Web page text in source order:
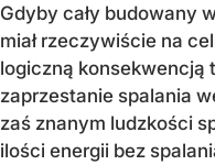
Gdyby cały budowany
miał rzeczywiście na
logiczną konsekwencją
zaprzestanie spalania
zaś znanym ludzkości
ilości energii bez